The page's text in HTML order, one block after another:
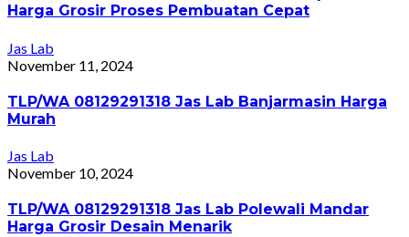
Harga Grosir Proses Pembuatan Cepat
Jas Lab
November 11, 2024
TLP/WA 08129291318 Jas Lab Banjarmasin Harga
Murah
Jas Lab
November 10, 2024
TLP/WA 08129291318 Jas Lab Polewali Mandar
Harga Grosir Desain Menarik